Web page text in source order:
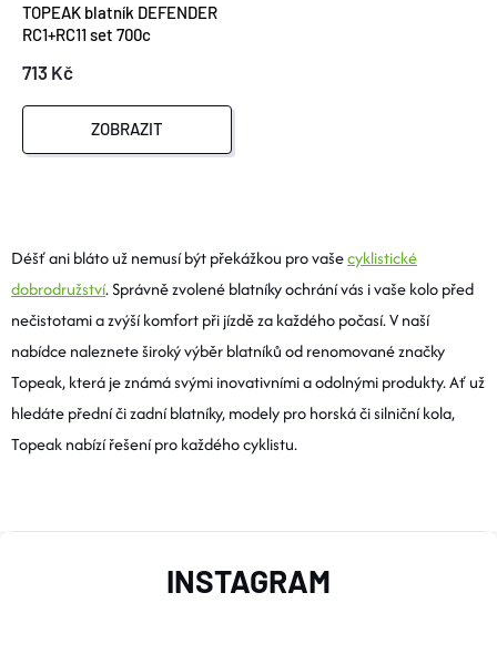
TOPEAK blatník DEFENDER
RC1+RC11 set 700c
713 Kč
ZOBRAZIT
V
L
Á
D
A
Í
Déšť ani bláto už nemusí být překážkou pro vašecyklistické
dobrodružství. Správně zvolené blatníky ochrání vás i vaše kolo před
nečistotami a zvýší komfort při jízdě za každého počasí. V naší
nabídce naleznete široký výběr blatníků od renomované značky
Topeak, která je známá svými inovativními a odolnými produkty. Ať už
hledáte přední či zadní blatníky, modely pro horská či silniční kola,
Topeak nabízí řešení pro každého cyklistu.
INSTAGRAM